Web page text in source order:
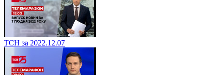
ТСН за 2022.12.07